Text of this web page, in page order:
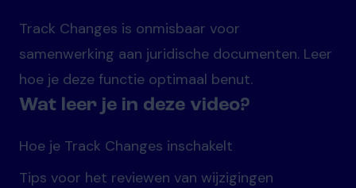
Track Changes is onmisbaar voor
samenwerking aan juridische documenten. Leer
hoe je deze functie optimaal benut.
Wat leer je in deze video?
Hoe je Track Changes inschakelt
Tips voor het reviewen van wijzigingen